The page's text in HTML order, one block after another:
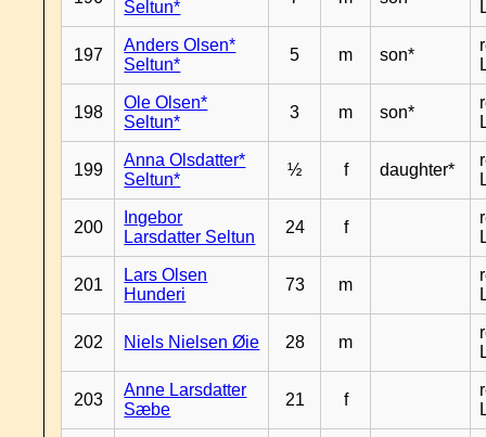
Seltun*
197
Anders Olsen*
Seltun*
5 m son*
198
Ole Olsen*
Seltun*
3 m son*
199
Anna Olsdatter*
Seltun*
½ f daughter*
200
Ingebor
Larsdatter Seltun
24 f
201
Lars Olsen
Hunderi
73 m
202 Niels Nielsen Øie 28 m
203
Anne Larsdatter
Sæbe
21 f